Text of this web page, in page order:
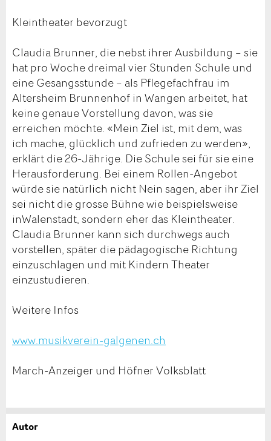
Kleintheater bevorzugt
Claudia Brunner, die nebst ihrer Ausbildung – sie
hat pro Woche dreimal vier Stunden Schule und
eine Gesangsstunde – als Pflegefachfrau im
Altersheim Brunnenhof in Wangen arbeitet, hat
keine genaue Vorstellung davon, was sie
erreichen möchte. «Mein Ziel ist, mit dem, was
ich mache, glücklich und zufrieden zu werden»,
erklärt die 26-Jährige. Die Schule sei für sie eine
Herausforderung. Bei einem Rollen-Angebot
würde sie natürlich nicht Nein sagen, aber ihr Ziel
sei nicht die grosse Bühne wie beispielsweise
inWalenstadt, sondern eher das Kleintheater.
Claudia Brunner kann sich durchwegs auch
vorstellen, später die pädagogische Richtung
einzuschlagen und mit Kindern Theater
einzustudieren.
Weitere Infos
www.musikverein-galgenen.ch
March-Anzeiger und Höfner Volksblatt
Autor